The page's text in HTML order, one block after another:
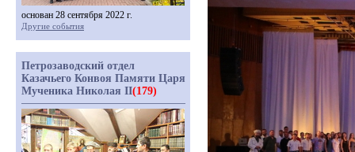
основан 28 сентября 2022 г.
Другие события
Петрозаводский отдел
Казачьего Конвоя Памяти Царя
Мученика Николая II(179)